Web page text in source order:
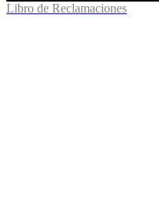
Libro de Reclamaciones